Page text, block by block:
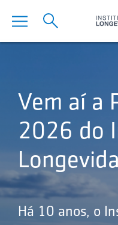
Vem aí a
2026 do
Há 10 anos, o